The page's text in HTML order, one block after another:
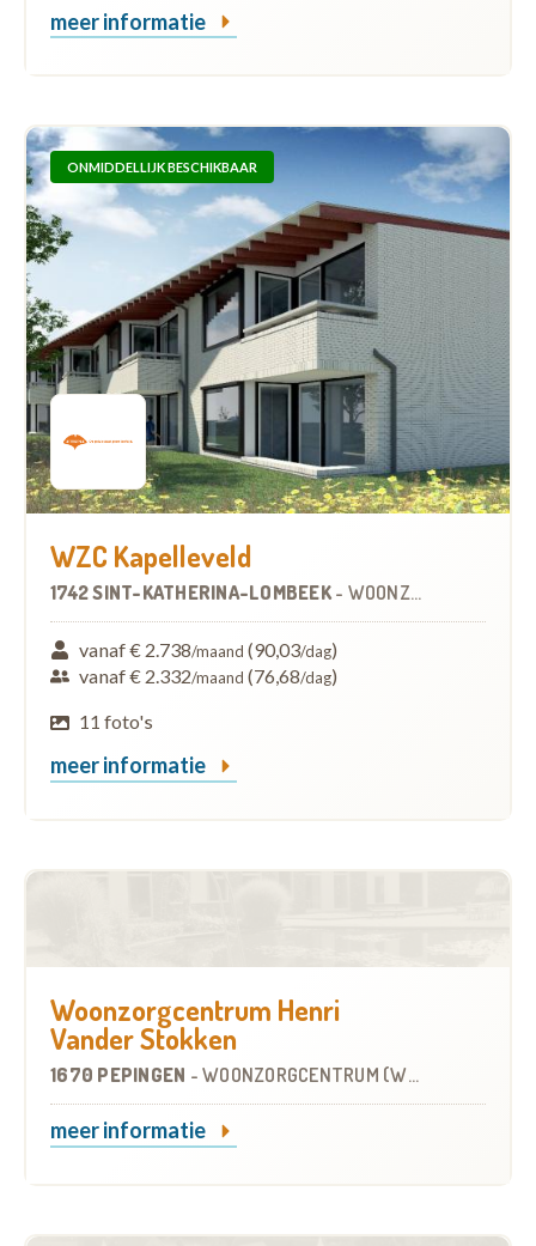
meer informatie
ONMIDDELLIJK BESCHIKBAAR
WZC Kapelleveld
1742 SINT-KATHERINA-LOMBEEK - WOONZORGCENTRUM (WZC)
vanaf € 2.738/maand (90,03/dag)
vanaf € 2.332/maand (76,68/dag)
11 foto's
meer informatie
Woonzorgcentrum Henri
Vander Stokken
1670 PEPINGEN - WOONZORGCENTRUM (WZC)
meer informatie